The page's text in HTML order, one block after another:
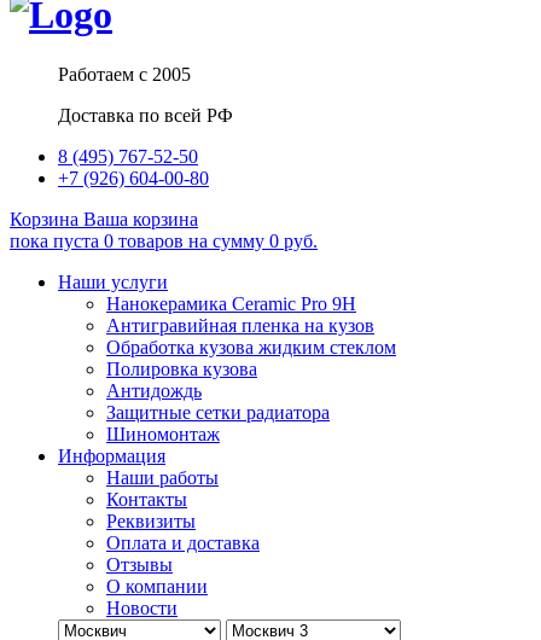
Работаем с 2005
Доставка по всей РФ
8 (495) 767-52-50
+7 (926) 604-00-80
Корзина Ваша корзина
пока пуста 0 товаров на сумму 0 руб.
Наши услуги
Нанокерамика Ceramic Pro 9H
Антигравийная пленка на кузов
Обработка кузова жидким стеклом
Полировка кузова
Антидождь
Защитные сетки радиатора
Шиномонтаж
Информация
Наши работы
Контакты
Реквизиты
Оплата и доставка
Отзывы
О компании
Новости